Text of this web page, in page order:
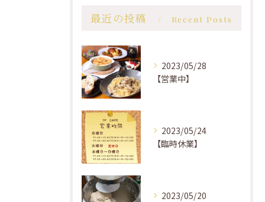
最近の投稿 Recent Posts
2023/05/28
【営業中】
2023/05/24
【臨時休業】
2023/05/20